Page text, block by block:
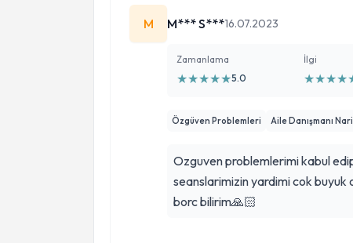
M M*** S***16.07.2023
Zamanlama
★★★★★5.0
İlgi
★★★★
Özgüven Problemleri Aile Danışmanı
Ozguven problemlerimi kabul
seanslarimizin yardimi cok
borc bilirim🙏🏻